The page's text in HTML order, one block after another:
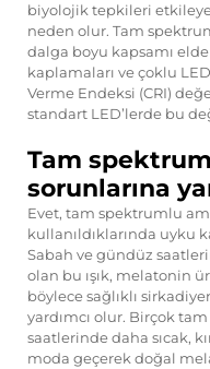
biyolojik tepkileri
neden olur. Tam
dalga boyu kapsamı
kaplamaları ve çoklu
Verme Endeksi (CRI)
standart LED’lerde bu
Tam
sorunlarına
Evet, tam spektrumlu
kullanıldıklarında uyku
Sabah ve gündüz
olan bu ışık, melatonin
böylece sağlıklı
yardımcı olur. Birçok
saatlerinde daha sıcak,
moda geçerek doğal